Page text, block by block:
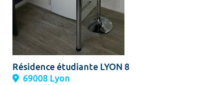
Résidence étudiante LYON 8
69008 Lyon